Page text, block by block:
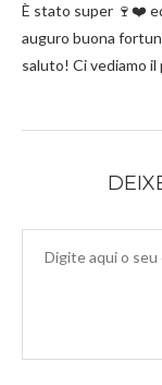
È stato super 🍷❤️
auguro buona
saluto! Ci